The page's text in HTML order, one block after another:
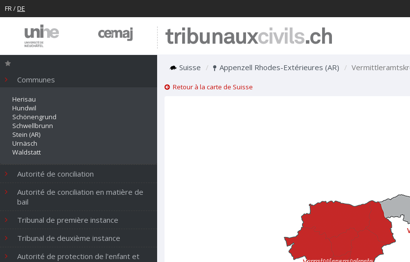
FR/DE
tribunauxcivils.ch
Communes
Herisau
Hundwil
Schönengrund
Schwellbrunn
Stein (AR)
Urnäsch
Waldstatt
Autorité de conciliation
Autorité de conciliation en matière de
bail
Tribunal de première instance
Tribunal de deuxième instance
Autorité de protection de l'enfant et
Suisse Appenzell Rhodes-Extérieures (AR)
Retour à la carte de Suisse